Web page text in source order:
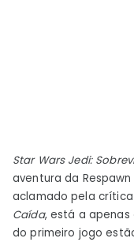
Star Wars Jedi:
aventura da
aclamado pela crítica
Caída, está a apenas
do primeiro jogo